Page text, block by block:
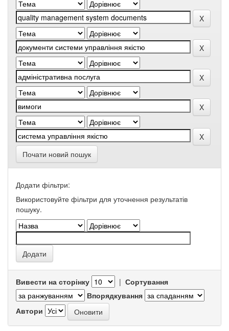
Почати новий пошук
Додати фільтри:
Використовуйте фільтри для уточнення результатів
пошуку.
Вивести на сторінку | Сортування
Впорядкування
Автори